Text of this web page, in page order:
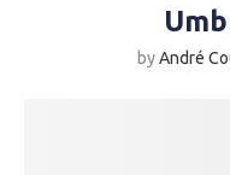
byAndré